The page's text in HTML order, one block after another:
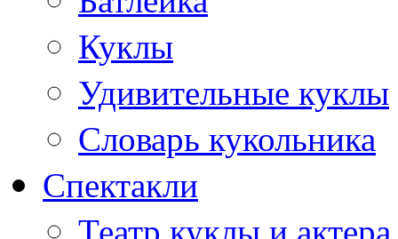
Куклы
Удивительные куклы
Словарь кукольника
Спектакли